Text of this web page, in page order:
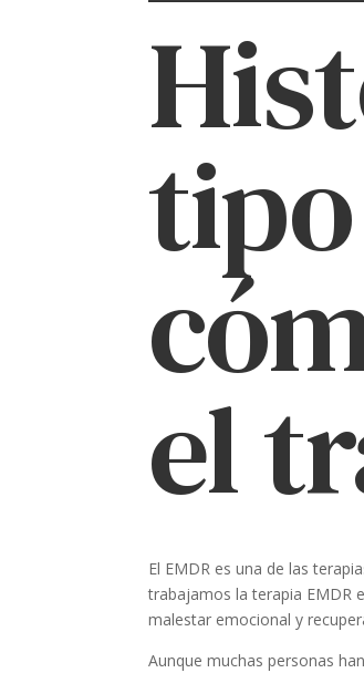
el
El EMDR es una de las
trabajamos la terapia EMDR
malestar emocional y
Aunque muchas personas